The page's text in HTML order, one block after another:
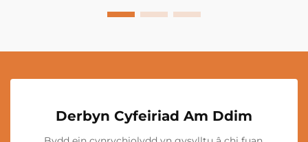
Derbyn Cyfeiriad Am Ddim